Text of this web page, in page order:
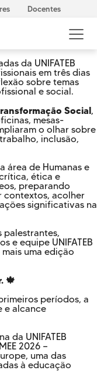
Docentes
da UNIFATEB
em três dias
sobre temas
e social.
Social,
mesas-
o olhar sobre
inclusão,
área de Humanas e
ética e
preparando
contextos, acolher
significativas na
palestrantes,
e equipe UNIFATEB
uma edição
🍁
períodos, a
e alcance
da UNIFATEB
2026 —
uma das
à educação